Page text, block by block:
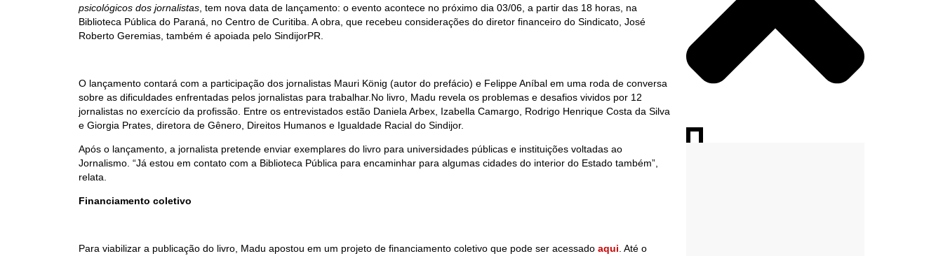
psicológicos dos jornalistas , tem nova data de lançamento: o evento acontece no próximo dia 03/06, a partir das 18 horas, na
Biblioteca Pública do Paraná, no Centro de Curitiba. A obra, que recebeu considerações do diretor financeiro do Sindicato, José
Roberto Geremias, também é apoiada pelo SindijorPR.
O lançamento contará com a participação dos jornalistas Mauri König (autor do prefácio) e Felippe Aníbal em uma roda de conversa
sobre as dificuldades enfrentadas pelos jornalistas para trabalhar.No livro, Madu revela os problemas e desafios vividos por 12
jornalistas no exercício da profissão. Entre os entrevistados estão Daniela Arbex, Izabella Camargo, Rodrigo Henrique Costa da Silva
e Giorgia Prates, diretora de Gênero, Direitos Humanos e Igualdade Racial do Sindijor.
Após o lançamento, a jornalista pretende enviar exemplares do livro para universidades públicas e instituições voltadas ao
Jornalismo. “Já estou em contato com a Biblioteca Pública para encaminhar para algumas cidades do interior do Estado também”,
relata.
Financiamento coletivo
Para viabilizar a publicação do livro, Madu apostou em um projeto de financiamento coletivo que pode ser acessado aqui . Até o